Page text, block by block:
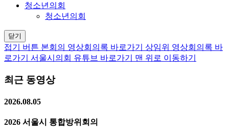
청소년의회
청소년의회
닫기
접기 버튼 본회의 영상회의록 바로가기
상임위 영상회의록 바
로가기
서울시의회 유튜브 바로가기 맨 위로 이동하기
최근 동영상
2026.08.05
2026 서울시 통합방위회의